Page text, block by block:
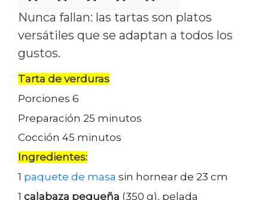
Nunca fallan: las tartas son platos
versátiles que se adaptan a todos los
gustos.
Tarta de verduras
Porciones 6
Preparación 25 minutos
Cocción 45 minutos
Ingredientes:
1 paquete de masa sin hornear de 23 cm
1 calabaza pequeña (350 g), pelada